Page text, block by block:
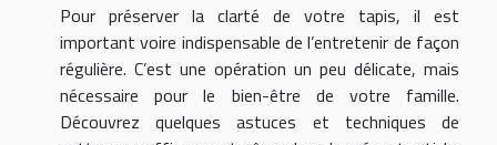
Pour préserver la clarté de votre tapis, il est
important voire indispensable de l’entretenir de façon
régulière. C’est une opération un peu délicate, mais
nécessaire pour le bien-être de votre famille.
Découvrez quelques astuces et techniques de